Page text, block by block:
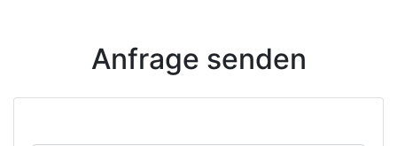
Anfrage senden